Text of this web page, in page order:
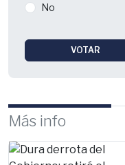
No
VOTAR
Más info